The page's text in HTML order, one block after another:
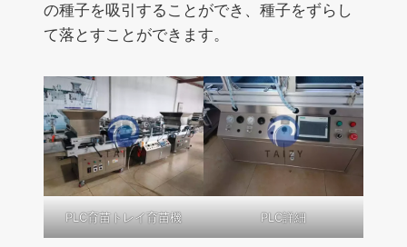
の種子を吸引することができ、種子をずらし
て落とすことができます。
PLC育苗トレイ育苗機 PLC詳細